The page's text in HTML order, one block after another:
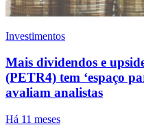
Investimentos
Mais dividendos e
(PETR4) tem ‘espaço
avaliam analistas
Há 11 meses